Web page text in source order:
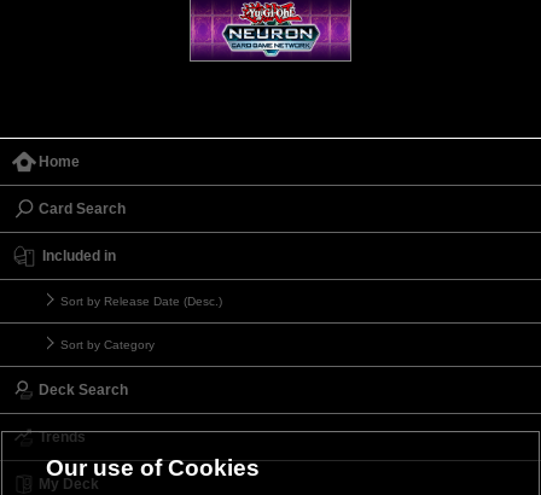
Home
Card Search
Included in
Sort by Release Date (Desc.)
Sort by Category
Deck Search
Trends
My Deck
Our use of Cookies